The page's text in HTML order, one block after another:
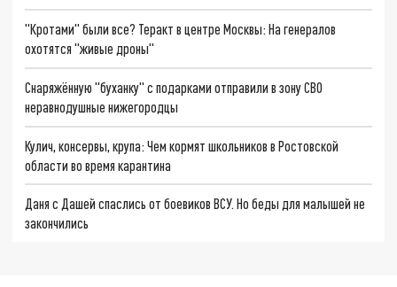
"Кротами" были все? Теракт в центре Москвы: На генералов
охотятся "живые дроны"
Снаряжённую "буханку" с подарками отправили в зону СВО
неравнодушные нижегородцы
Кулич, консервы, крупа: Чем кормят школьников в Ростовской
области во время карантина
Даня с Дашей спаслись от боевиков ВСУ. Но беды для малышей не
закончились